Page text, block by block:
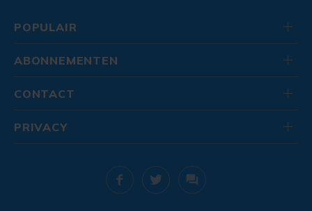
POPULAIR
ABONNEMENTEN
CONTACT
PRIVACY